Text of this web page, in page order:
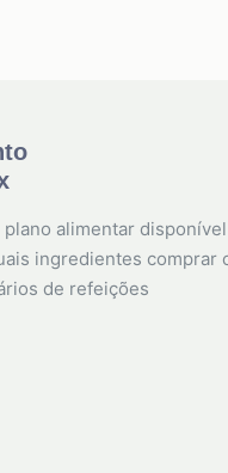
alimentar
ingredientes comprar
de refeições